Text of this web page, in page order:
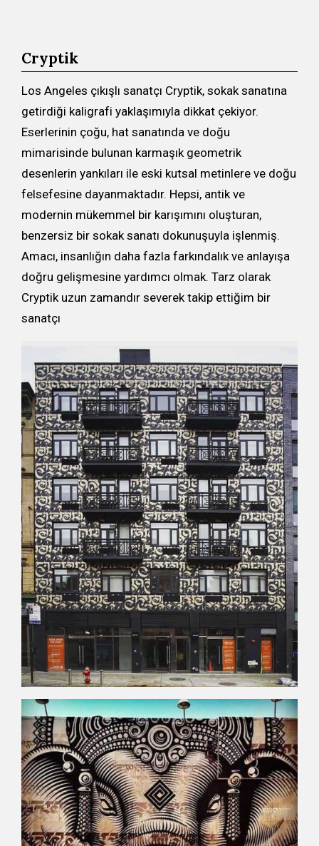
Cryptik
Los Angeles çıkışlı sanatçı Cryptik, sokak sanatına
getirdiği kaligrafi yaklaşımıyla dikkat çekiyor.
Eserlerinin çoğu, hat sanatında ve doğu
mimarisinde bulunan karmaşık geometrik
desenlerin yankıları ile eski kutsal metinlere ve doğu
felsefesine dayanmaktadır. Hepsi, antik ve
modernin mükemmel bir karışımını oluşturan,
benzersiz bir sokak sanatı dokunuşuyla işlenmiş.
Amacı, insanlığın daha fazla farkındalık ve anlayışa
doğru gelişmesine yardımcı olmak. Tarz olarak
Cryptik uzun zamandır severek takip ettiğim bir
sanatçı